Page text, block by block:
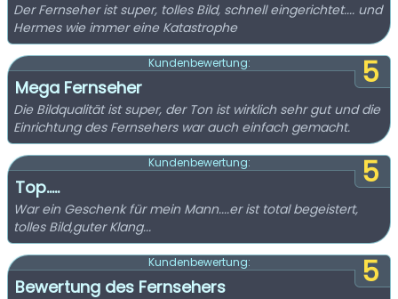
Der Fernseher ist super, tolles Bild, schnell eingerichtet.... und
Hermes wie immer eine Katastrophe
5
Kundenbewertung:
Mega Fernseher
Die Bildqualität ist super, der Ton ist wirklich sehr gut und die
Einrichtung des Fernsehers war auch einfach gemacht.
5
Kundenbewertung:
Top.....
War ein Geschenk für mein Mann....er ist total begeistert,
tolles Bild,guter Klang...
5
Kundenbewertung:
Bewertung des Fernsehers